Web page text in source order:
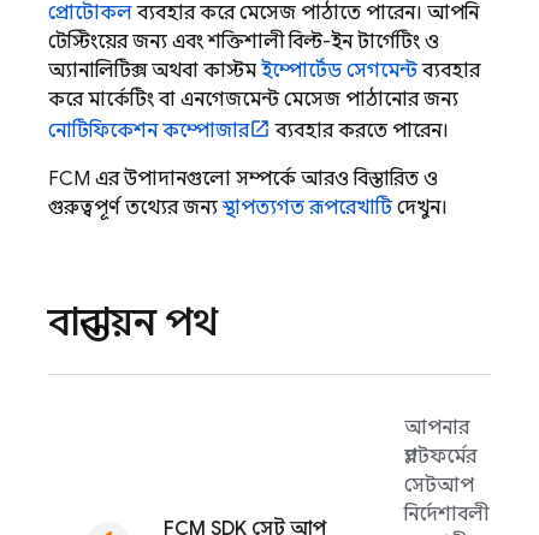
প্রোটোকলব্যবহার করে মেসেজ পাঠাতে পারেন। আপনি
টেস্টিংয়ের জন্য এবং শক্তিশালী বিল্ট-ইন টার্গেটিং ও
অ্যানালিটিক্স অথবা কাস্টম ইম্পোর্টেড সেগমেন্টব্যবহার
করে মার্কেটিং বা এনগেজমেন্ট মেসেজ পাঠানোর জন্য
নোটিফিকেশন কম্পোজার
ব্যবহার করতে পারেন।
FCM এর উপাদানগুলো সম্পর্কে আরও বিস্তারিত ও
গুরুত্বপূর্ণ তথ্যের জন্যস্থাপত্যগত রূপরেখাটিদেখুন।
বাস্তবায়ন পথ
FCM SDK সেট আপ
আপনার
প্ল্যাটফর্মের
সেটআপ
নির্দেশাবলী